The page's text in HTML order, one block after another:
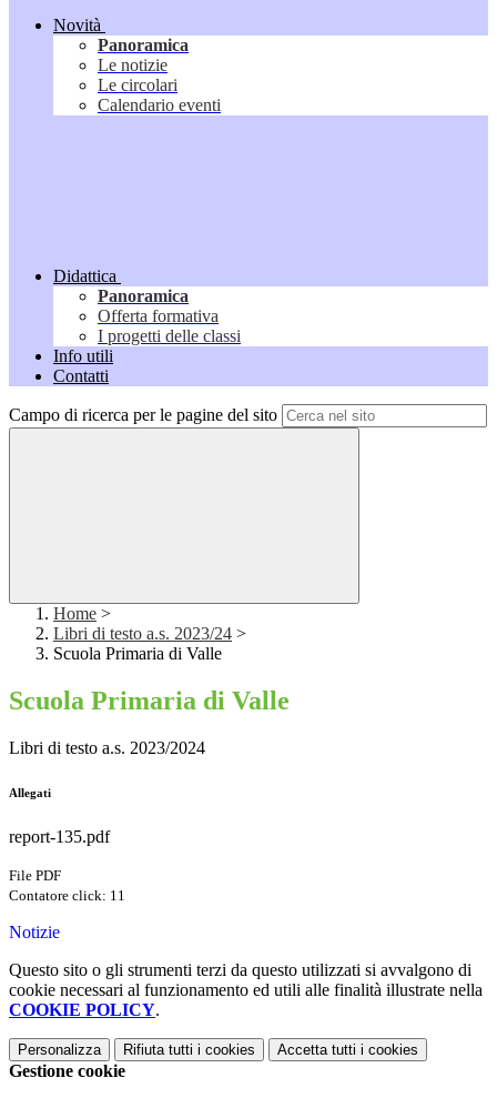
Novità
Panoramica
Le notizie
Le circolari
Calendario eventi
Didattica
Panoramica
Offerta formativa
I progetti delle classi
Info utili
Contatti
Campo di ricerca per le pagine del sito
Home >
Libri di testo a.s. 2023/24 >
Scuola Primaria di Valle
Scuola Primaria di Valle
Libri di testo a.s. 2023/2024
Allegati
report-135.pdf
File PDF
Contatore click: 11
Notizie
Questo sito o gli strumenti terzi da questo utilizzati si avvalgono di
cookie necessari al funzionamento ed utili alle finalità illustrate nella
COOKIE POLICY.
Personalizza Rifiuta tutti i cookies Accetta tutti i cookies
Gestione cookie